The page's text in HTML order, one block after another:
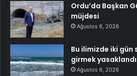
Ordu’da Başkan
müjdesi
Ağustos 6, 2026
Bu ilimizde iki gün
girmek yasaklandı
Ağustos 6, 2026